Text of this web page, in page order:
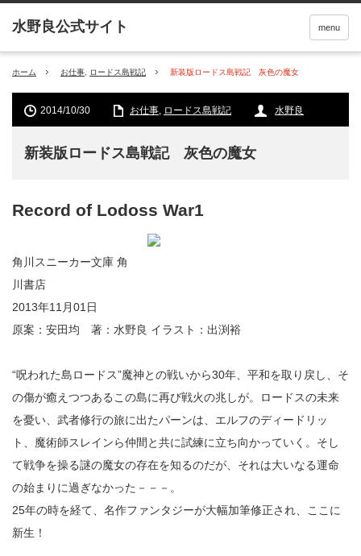
menu
ホーム お仕事 ロードス島戦記 新装版ロードス島戦記 灰色の魔女
2014/10/30 お仕事, ロードス島戦記 水野良
新装版ロードス島戦記 灰色の魔女
Record of Lodoss War1
角川スニーカー文庫 角
川書店
2013年11月01日
原案：安田均 著：水野良 イラスト：出渕裕
“呪われた島ロードス”魔神との戦いから30年、平和を取り戻し、そ
の傷が癒えつつあるこの島に再び戦火の兆しが。ロードスの未来
を憂い、武者修行の旅に出たパーンは、エルフのディードリッ
ト、魔術師スレインら仲間と共に試練に立ち向かっていく。そし
て戦争を操る謎の魔女の存在を知るのだが、それは大いなる運命
の始まりに過ぎなかった－－－。
25年の時を経て、名作ファンタジーが大幅加筆修正され、ここに
新生！